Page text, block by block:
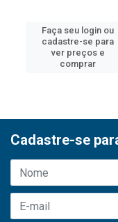
Faça seu login ou
cadastre-se para
ver preços e
comprar
Cadastre-se